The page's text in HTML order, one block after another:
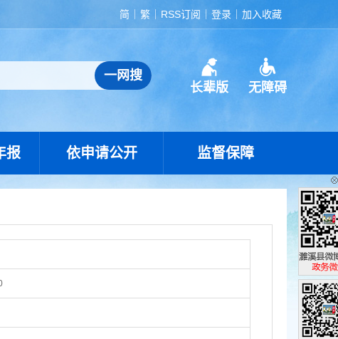
简 繁 RSS订阅 登录 加入收藏
长辈版 无障碍
报 依申请公开 监督保障
濉溪县政
政务微博